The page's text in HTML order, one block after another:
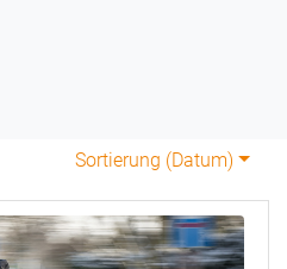
Sortierung (Datum)